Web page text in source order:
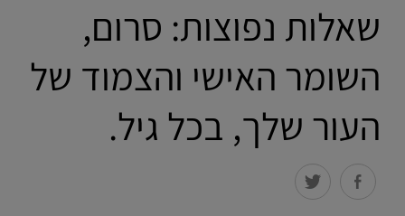
שאלות נפוצות: סרום,
השומר האישי והצמוד של
העור שלך, בכל גיל.